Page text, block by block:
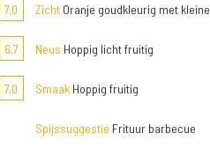
7,0 ZichtOranje goudkleurig met
6,7 Neus Hoppig licht fruitig
7,0 SmaakHoppig fruitig
Spijssuggestie Frituur barbecue